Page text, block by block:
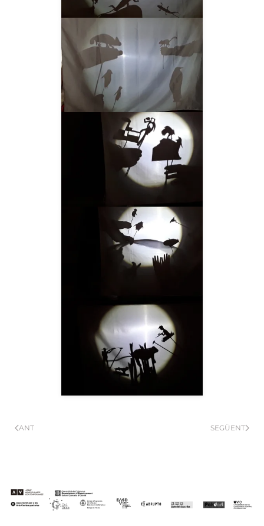
__AMPLIAR__
__AMPLIAR__
__AMPLIAR__
ANT SEGÜENT